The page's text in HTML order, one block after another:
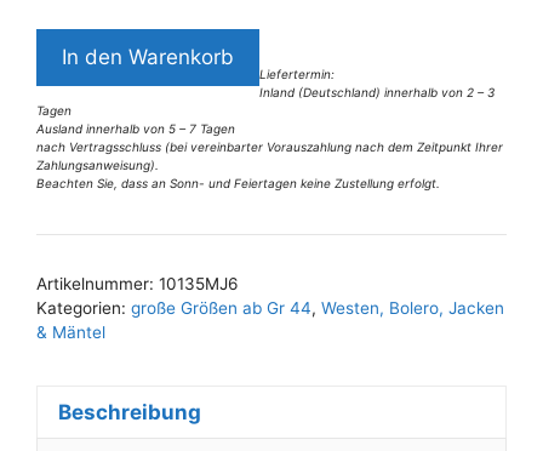
10135MJ6
Missy
Smile
Jacke
blau
one
In den Warenkorb
Liefertermin:
Inland (Deutschland) innerhalb von 2 – 3
Tagen
Ausland innerhalb von 5 – 7 Tagen
nach Vertragsschluss (bei vereinbarter Vorauszahlung nach dem Zeitpunkt Ihrer
Zahlungsanweisung).
Beachten Sie, dass an Sonn- und Feiertagen keine Zustellung erfolgt.
l
e
r
Artikelnummer: 10135MJ6
Kategorien: große Größen ab Gr 44, Westen, Bolero, Jacken
& Mäntel
Beschreibung